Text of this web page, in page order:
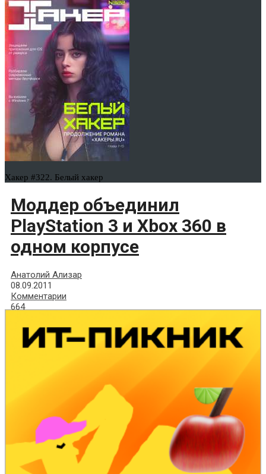
Хакер #322. Белый хакер
Моддер объединил
PlayStation 3 и Xbox 360 в
одном корпусе
Анатолий Ализар
08.09.2011
Комментарии
664